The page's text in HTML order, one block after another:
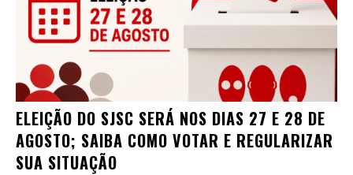
ELEIÇÃO DO SJSC SERÁ NOS DIAS 27 E 28 DE
AGOSTO; SAIBA COMO VOTAR E REGULARIZAR
SUA SITUAÇÃO